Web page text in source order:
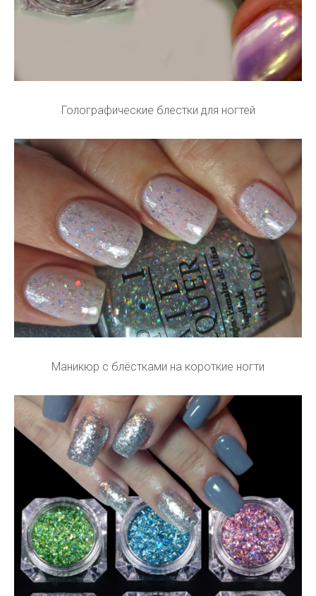
Голографические блестки для ногтей
Маникюр с блёстками на короткие ногти